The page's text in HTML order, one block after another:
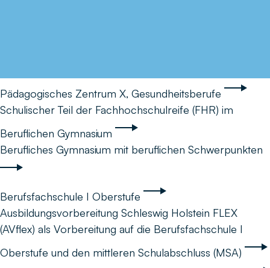
Pädagogisches Zentrum X, Gesundheitsberufe
Schulischer Teil der Fachhochschulreife (FHR) im
Beruflichen Gymnasium
Berufliches Gymnasium mit beruflichen Schwerpunkten
Berufsfachschule I Oberstufe
Ausbildungsvorbereitung Schleswig Holstein FLEX
(AVflex) als Vorbereitung auf die Berufsfachschule I
Oberstufe und den mittleren Schulabschluss (MSA)